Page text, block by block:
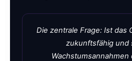
Die zentrale Frage: Ist das
zukunftsfähig und
Wachstumsannahmen